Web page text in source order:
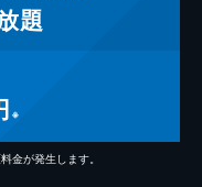
題
※
金が発生します。